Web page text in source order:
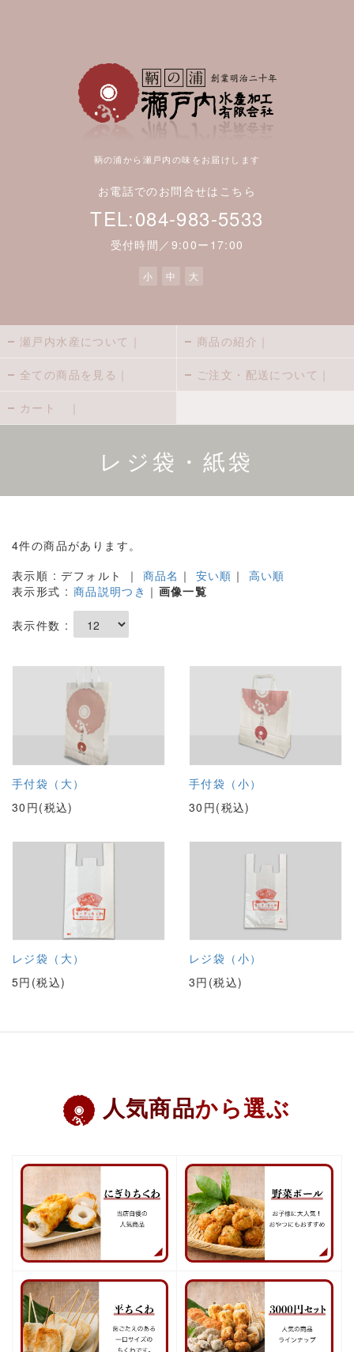
鞆の浦から瀬戸内の味をお届けします
お電話でのお問合せはこちら
TEL:084-983-5533
受付時間／9:00ー17:00
小 中 大
瀬戸内水産について｜ 商品の紹介｜
全ての商品を見る｜ ご注文・配送について｜
カート ｜
レジ袋・紙袋
4件の商品があります。
表示順 : デフォルト ｜ 商品名 ｜ 安い順 ｜ 高い順
表示形式 : 商品説明つき ｜ 画像一覧
表示件数 :
手付袋（大）
30円(税込)
手付袋（小）
30円(税込)
レジ袋（大）
5円(税込)
レジ袋（小）
3円(税込)
人気商品から選ぶ